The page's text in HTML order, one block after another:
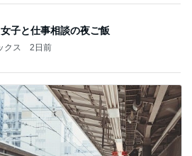
子と仕事相談の夜ご飯
クス 2日前